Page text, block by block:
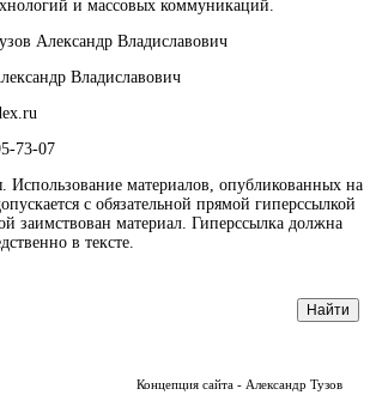
и массовых коммуникаций.
Александр Владиславович
Владиславович
73-07
материалов, опубликованных на
с обязательной прямой гиперссылкой
заимствован материал. Гиперссылка должна
в тексте.
Концепция сайта - Александр Тузов